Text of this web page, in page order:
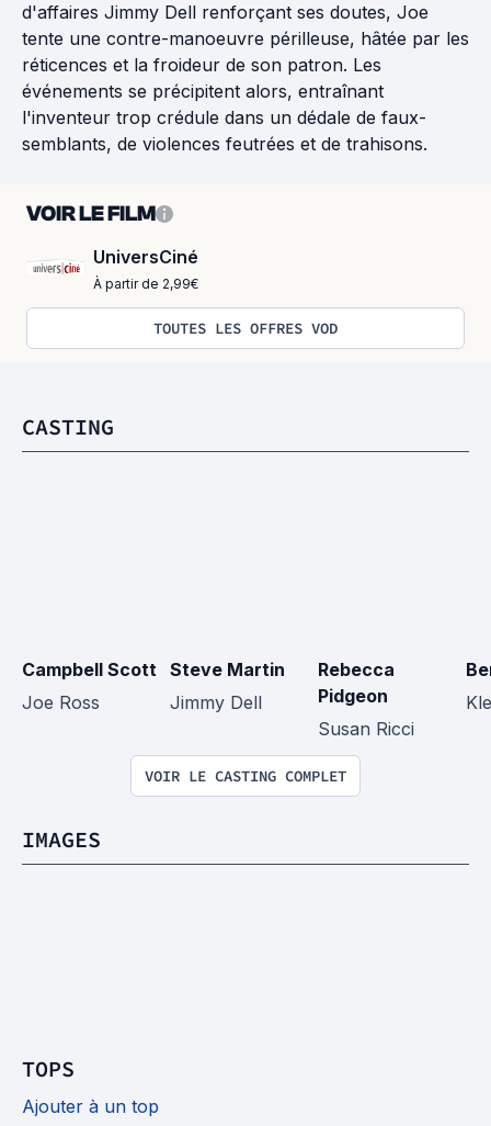
d'affaires Jimmy Dell renforçant ses doutes, Joe
tente une contre-manoeuvre périlleuse, hâtée par les
réticences et la froideur de son patron. Les
événements se précipitent alors, entraînant
l'inventeur trop crédule dans un dédale de faux-
semblants, de violences feutrées et de trahisons.
VOIR LE FILM
UniversCiné
À partir de 2,99€
TOUTES LES OFFRES VOD
CASTING
Campbell Scott
Joe Ross
Steve Martin
Jimmy Dell
Rebecca
Pidgeon
Susan Ricci
VOIR LE CASTING COMPLET
IMAGES
TOPS
Ajouter à un top